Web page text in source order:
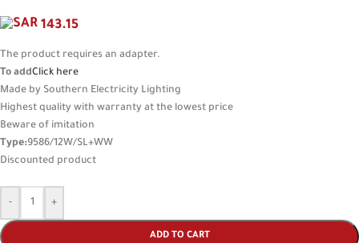
143.15
The product requires an adapter.
To addClick here
Made by Southern Electricity Lighting
Highest quality with warranty at the lowest price
Beware of imitation
Type:9586/12W/SL+WW
Discounted product
- +
ADD TO CART